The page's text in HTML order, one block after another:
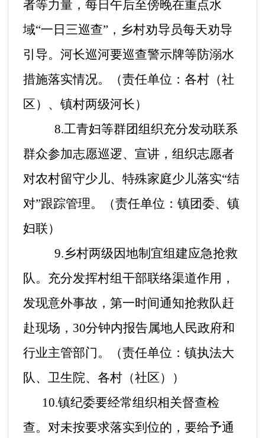
者等力量，每日午后至傍晚在重点水
域“一日三巡查”，乡村劝导员每天劝导
引导。河长巡河要巡查警示牌等防溺水
措施落实情况。（责任单位：各村（社
区）、镇村两级河长）
8.工青妇等群团组织充分发动联系
群众参加志愿巡逻、宣讲，组织志愿者
对农村留守少儿、特殊家庭少儿落实“结
对”跟踪管理。（责任单位：镇团委、镇
妇联）
9.乡村两级因地制宜组建应急抢救
队。充分发挥村组干部联络渠道作用，
发现意外事故，第一时间通知抢救队赶
赴现场， 30分钟内报告属地人民政府和
行业主管部门。（责任单位：镇执法大
队、卫生院、各村（社区））
10.镇纪委要经常组织相关督查检
查。对未按要求落实到位的，要给予通